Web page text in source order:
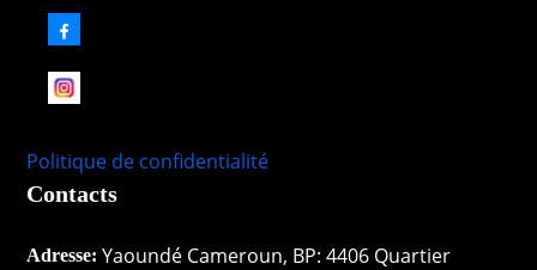
Politique de confidentialité
Contacts
Adresse: Yaoundé Cameroun, BP: 4406 Quartier